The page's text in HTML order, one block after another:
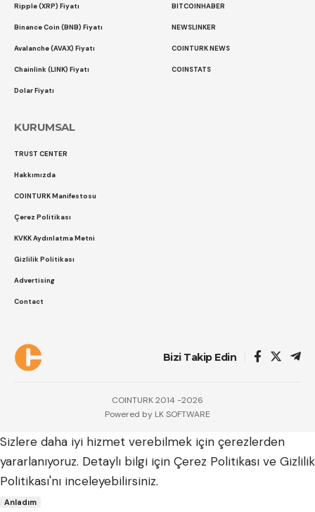
Ripple (XRP) Fiyatı
Binance Coin (BNB) Fiyatı
Avalanche (AVAX) Fiyatı
Chainlink (LINK) Fiyatı
Dolar Fiyatı
BITCOINHABER
NEWSLINKER
COINTURK NEWS
COINSTATS
KURUMSAL
TRUST CENTER
Hakkımızda
COINTURK Manifestosu
Çerez Politikası
KVKK Aydınlatma Metni
Gizlilik Politikası
Advertising
Contact
Bizi Takip Edin
COINTURK 2014 -2026
Powered by LK SOFTWARE
Sizlere daha iyi hizmet verebilmek için çerezlerden
yararlanıyoruz. Detaylı bilgi için Çerez Politikası ve Gizlilik
Politikası'nı inceleyebilirsiniz.
Anladım